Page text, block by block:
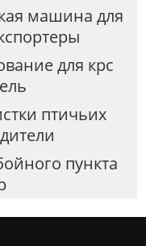
машина для
для крс
птичьих
пункта